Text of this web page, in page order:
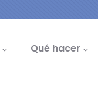
Qué hacer